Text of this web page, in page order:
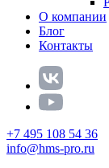
О компании
Блог
Контакты
+7 495 108 54 36
info@hms-pro.ru